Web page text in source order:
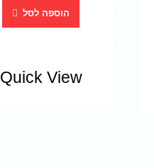
הוספה לסל
Quick View